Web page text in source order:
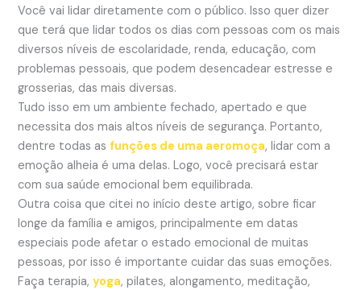
Você vai lidar diretamente com o público. Isso quer dizer
que terá que lidar todos os dias com pessoas com os mais
diversos níveis de escolaridade, renda, educação, com
problemas pessoais, que podem desencadear estresse e
grosserias, das mais diversas.
Tudo isso em um ambiente fechado, apertado e que
necessita dos mais altos níveis de segurança. Portanto,
dentre todas as funções de uma aeromoça, lidar com a
emoção alheia é uma delas. Logo, você precisará estar
com sua saúde emocional bem equilibrada.
Outra coisa que citei no início deste artigo, sobre ficar
longe da família e amigos, principalmente em datas
especiais pode afetar o estado emocional de muitas
pessoas, por isso é importante cuidar das suas emoções.
Faça terapia,yoga, pilates, alongamento, meditação,